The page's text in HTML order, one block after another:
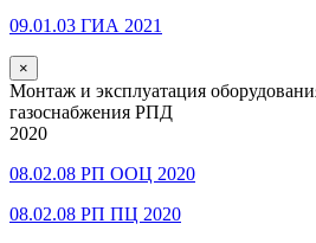
09.01.03 ГИА 2021
×
Монтаж и эксплуатация
газоснабжения РПД
2020
08.02.08 РП ООЦ 2020
08.02.08 РП ПЦ 2020